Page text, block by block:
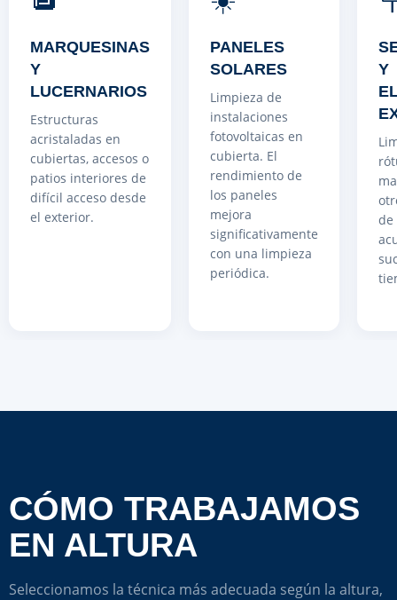
MARQUESINAS
Y
LUCERNARIOS
Estructuras
acristaladas en
cubiertas, accesos o
patios interiores de
difícil acceso desde
el exterior.
PANELES
SOLARES
Limpieza de
instalaciones
fotovoltaicas en
cubierta. El
rendimiento de
los paneles
mejora
significativamente
con una limpieza
periódica.
Y
de
CÓMO TRABAJAMOS
EN ALTURA
Seleccionamos la técnica más adecuada según la altura,